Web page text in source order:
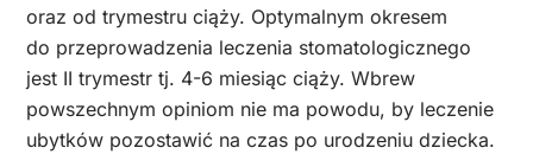
oraz od trymestru ciąży. Optymalnym okresem
do przeprowadzenia leczenia stomatologicznego
jest II trymestr tj. 4-6 miesiąc ciąży. Wbrew
powszechnym opiniom nie ma powodu, by leczenie
ubytków pozostawić na czas po urodzeniu dziecka.